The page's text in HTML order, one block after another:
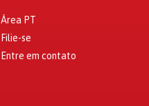
Área PT
Filie-se
Entre em contato